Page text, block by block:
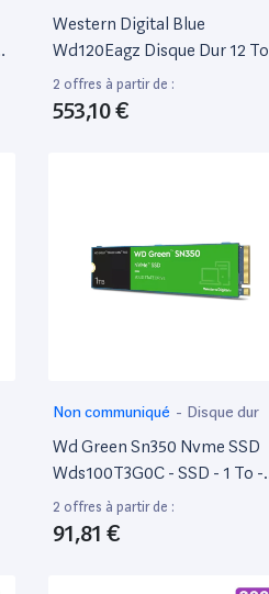
Western Digital Blue
Wd120Eagz Disque Dur 12 To
7200 Tr/Min 512 Mo 3.5 Série
Ata III
2 offres à partir de :
553,10 €
Non communiqué - Disque dur
Wd Green Sn350 Nvme SSD
Wds100T3G0C - SSD - 1 To -
Interne - M.2 2280 - Pcie 3.0
X4 (Nvme)
2 offres à partir de :
91,81 €